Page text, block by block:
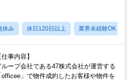
休み 休日120日以上 業界未経験OK
仕事内容】
ループ会社である47株式会社が運営する
officee」で物件成約したお客様や物件を